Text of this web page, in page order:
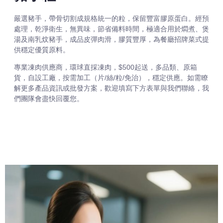
嚴選豬手，帶骨切割成規格統一的粒，保留豐富膠原蛋白。經預
處理，乾淨衛生，無異味，節省備料時間，極適合用於燜煮、煲
湯及南乳炆豬手，成品皮彈肉滑，膠質豐厚，為餐廳招牌菜式提
供穩定優質原料。
專業凍肉供應商，環球直採凍肉，$500起送，多品類、原箱
貨，自設工廠，按需加工（片/絲/粒/免治），穩定供應。如需瞭
解更多產品資訊或批發方案，歡迎填寫下方表單與我們聯絡，我
們團隊會盡快回覆您。